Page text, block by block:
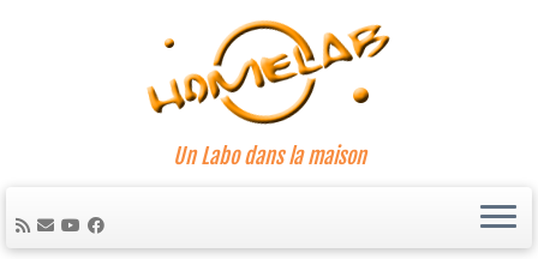
Un Labo dans la maison